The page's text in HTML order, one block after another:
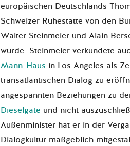
europäischen Deutschlands
Schweizer Ruhestätte von den
Walter Steinmeier und Alain
wurde. Steinmeier verkündete
Mann-Haus in Los Angeles als
transatlantischen Dialog zu
angespannten Beziehungen zu
Dieselgate und nicht
Außenminister hat er in der
Dialogkultur maßgeblich